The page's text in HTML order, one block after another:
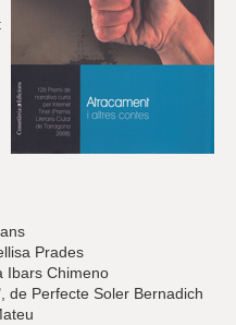
u
Prades
Ibars Chimeno
de Perfecte Soler Bernadich